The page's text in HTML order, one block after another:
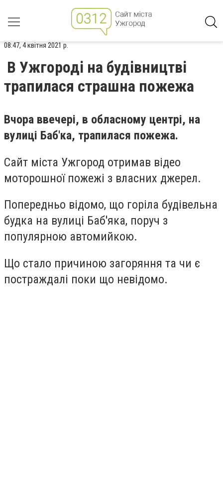
08:47, 4 квітня 2021 р.
В Ужгороді на будівництві
трапилася страшна пожежа
Вчора ввечері, в обласному центрі, на
вулиці Баб'ка, трапилася пожежа.
Сайт міста Ужгород отримав відео
моторошної пожежі з власних джерел.
Попередньо відомо, що горіла будівельна
будка на вулиці Баб'яка, поруч з
популярною автомийкою.
Що стало причиною загоряння та чи є
постраждалі поки що невідомо.